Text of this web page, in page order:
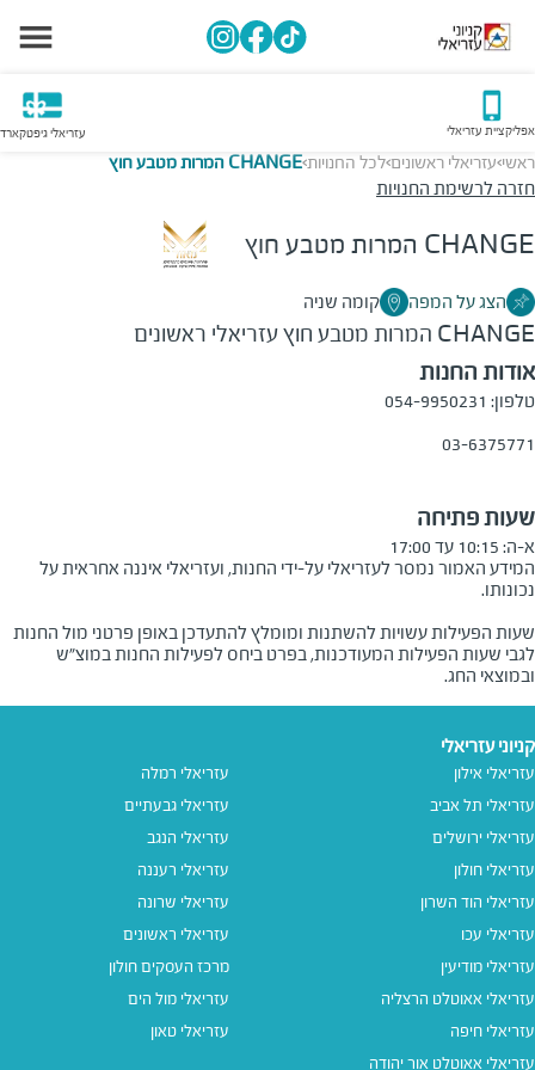
אפליקציית עזריאלי עזריאלי גיפטקארד
ראשי>עזריאלי ראשונים>לכל החנויות>CHANGE המרות מטבע חוץ
חזרה לרשימת החנויות
CHANGE המרות מטבע חוץ
הצג על המפה קומה שניה
CHANGE המרות מטבע חוץ עזריאלי ראשונים
אודות החנות
טלפון: 054-9950231
03-6375771
שעות פתיחה
א-ה: 10:15 עד 17:00
המידע האמור נמסר לעזריאלי על-ידי החנות, ועזריאלי איננה אחראית על
שעות הפעילות עשויות להשתנות ומומלץ להתעדכן באופן פרטני מול החנות
לגבי שעות הפעילות המעודכנות, בפרט ביחס לפעילות החנות במוצ"ש
ובמוצאי החג.
קניוני עזריאלי
עזריאלי אילון
עזריאלי תל אביב
עזריאלי ירושלים
עזריאלי חולון
עזריאלי הוד השרון
עזריאלי עכו
עזריאלי מודיעין
עזריאלי אאוטלט הרצליה
עזריאלי חיפה
עזריאלי אאוטלט אור יהודה
עזריאלי רמלה
עזריאלי גבעתיים
עזריאלי הנגב
עזריאלי רעננה
עזריאלי שרונה
עזריאלי ראשונים
מרכז העסקים חולון
עזריאלי מול הים
עזריאלי טאון